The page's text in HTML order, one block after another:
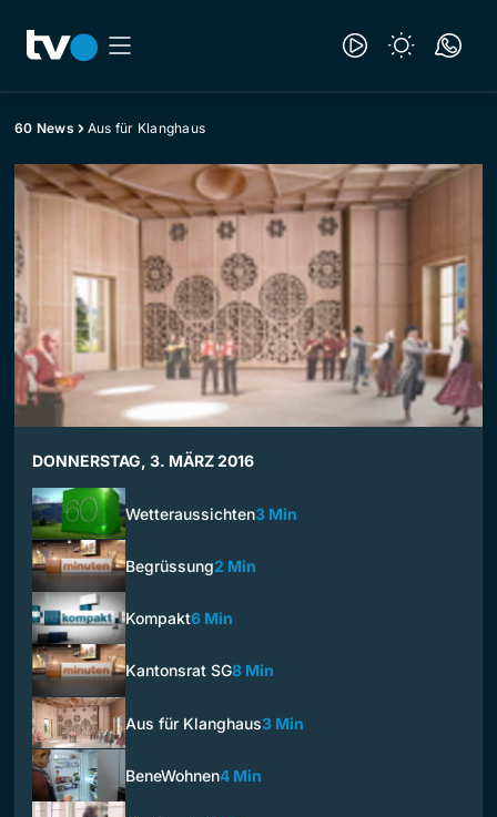
60 News Aus für Klanghaus
DONNERSTAG, 3. MÄRZ 2016
Wetteraussichten3 Min
Begrüssung2 Min
Kompakt6 Min
Kantonsrat SG8 Min
Aus für Klanghaus3 Min
BeneWohnen4 Min